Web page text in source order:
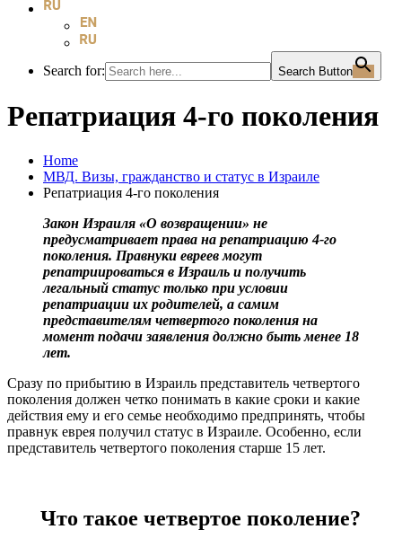
Search for: Search Button
Репатриация 4-го поколения
Home
МВД. Визы, гражданство и статус в Израиле
Репатриация 4-го поколения
Закон Израиля «О возвращении» не
предусматривает права на репатриацию 4-го
поколения. Правнуки евреев могут
репатриироваться в Израиль и получить
легальный статус только при условии
репатриации их родителей, а самим
представителям четвертого поколения на
момент подачи заявления должно быть менее 18
лет.
Сразу по прибытию в Израиль представитель четвертого
поколения должен четко понимать в какие сроки и какие
действия ему и его семье необходимо предпринять, чтобы
правнук еврея получил статус в Израиле. Особенно, если
представитель четвертого поколения старше 15 лет.
Что такое четвертое поколение?